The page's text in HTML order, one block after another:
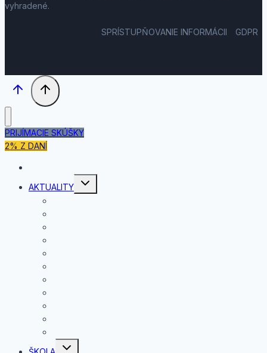
vyhradené.
SPRÍSTUPŇOVANIE INFORMÁCII GDPR
PRIJÍMACIE SKÚŠKY
2% Z DANÍ
AKTUALITY
Toggle
child
Toggle